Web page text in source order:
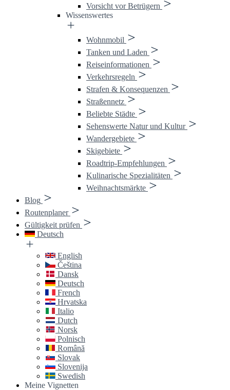
Vorsicht vor Betrügern
Wissenswertes
Wohnmobil
Tanken und Laden
Reiseinformationen
Verkehrsregeln
Strafen & Konsequenzen
Straßennetz
Beliebte Städte
Sehenswerte Natur und Kultur
Wandergebiete
Skigebiete
Roadtrip-Empfehlungen
Kulinarische Spezialitäten
Weihnachtsmärkte
Blog
Routenplaner
Gültigkeit prüfen
Deutsch
English
Čeština
Dansk
Deutsch
French
Hrvatska
Italio
Dutch
Norsk
Polnisch
Română
Slovak
Slovenija
Swedish
Meine Vignetten